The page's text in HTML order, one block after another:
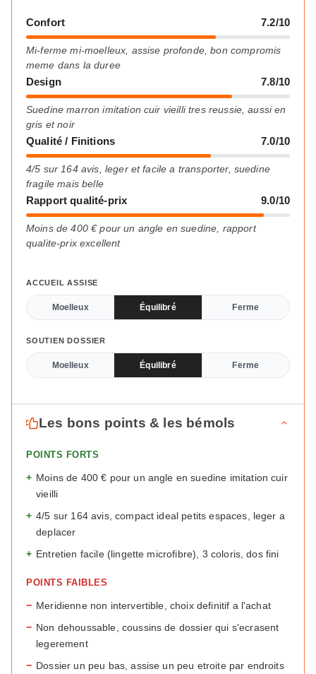
Confort 7.2/10
Mi-ferme mi-moelleux, assise profonde, bon compromis
meme dans la duree
Design 7.8/10
Suedine marron imitation cuir vieilli tres reussie, aussi en
gris et noir
Qualité / Finitions 7.0/10
4/5 sur 164 avis, leger et facile a transporter, suedine
fragile mais belle
Rapport qualité-prix 9.0/10
Moins de 400 € pour un angle en suedine, rapport
qualite-prix excellent
ACCUEIL ASSISE
Moelleux Équilibré Ferme
SOUTIEN DOSSIER
Moelleux Équilibré Ferme
Les bons points & les bémols
POINTS FORTS
+ Moins de 400 € pour un angle en suedine imitation cuir
vieilli
+ 4/5 sur 164 avis, compact ideal petits espaces, leger a
deplacer
+ Entretien facile (lingette microfibre), 3 coloris, dos fini
POINTS FAIBLES
− Meridienne non intervertible, choix definitif a l'achat
− Non dehoussable, coussins de dossier qui s'ecrasent
legerement
− Dossier un peu bas, assise un peu etroite par endroits